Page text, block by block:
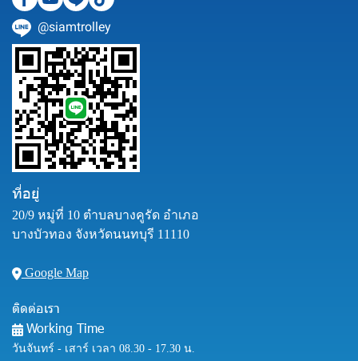
@siamtrolley
ที่อยู่
20/9 หมู่ที่ 10 ตำบลบางคูรัด อำเภอ
บางบัวทอง จังหวัดนนทบุรี 11110
Google Map
ติดต่อเรา
Working Time
วันจันทร์ - เสาร์ เวลา 08.30 - 17.30 น.